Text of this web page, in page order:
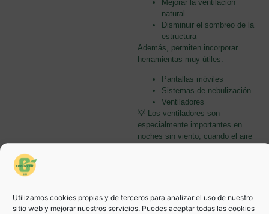
Utilizamos cookies propias y de terceros para analizar el uso de nuestro
sitio web y mejorar nuestros servicios. Puedes aceptar todas las cookies
Mejorar la ventilación
natural
Disminuir el sombreo de la
estructura
Además, permiten incorporar
herramientas muy útiles:
Pantallas móviles
Sistemas de nebulización
Ventiladores
💡 Los ventiladores son
especialmente importantes en
noches sin viento, cuando el aire